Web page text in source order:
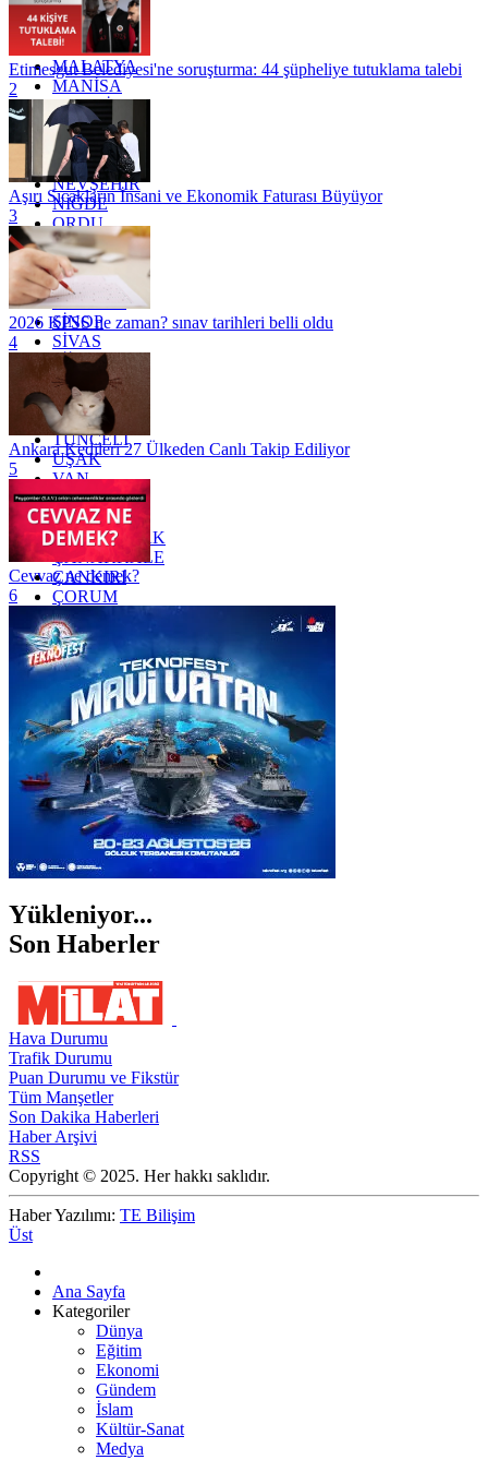
KONYA
KÜTAHYA
KİLİS
MALATYA
MANİSA
MARDİN
MERSİN
MUĞLA
MUŞ
NEVŞEHİR
NİĞDE
ORDU
OSMANİYE
RİZE
SAKARYA
SAMSUN
SİNOP
SİVAS
SİİRT
TEKİRDAĞ
TOKAT
TRABZON
TUNCELİ
UŞAK
VAN
YALOVA
YOZGAT
ZONGULDAK
ÇANAKKALE
ÇANKIRI
ÇORUM
İSTANBUL
İZMİR
ŞANLIURFA
ŞIRNAK
Etimesgut Belediyesi'ne soruşturma: 44 şüpheliye tutuklama talebi
2
Aşırı Sıcakların İnsani ve Ekonomik Faturası Büyüyor
3
2026 KPSS ne zaman? sınav tarihleri belli oldu
4
Ankara Kedileri 27 Ülkeden Canlı Takip Ediliyor
5
Cevvaz ne demek?
6
Yükleniyor...
Son Haberler
Hava Durumu
Trafik Durumu
Puan Durumu ve Fikstür
Tüm Manşetler
Son Dakika Haberleri
Haber Arşivi
RSS
Copyright © 2025. Her hakkı saklıdır.
Haber Yazılımı: TE Bilişim
Üst
Ana Sayfa
Kategoriler
Dünya
Eğitim
Ekonomi
Gündem
İslam
Kültür-Sanat
Medya